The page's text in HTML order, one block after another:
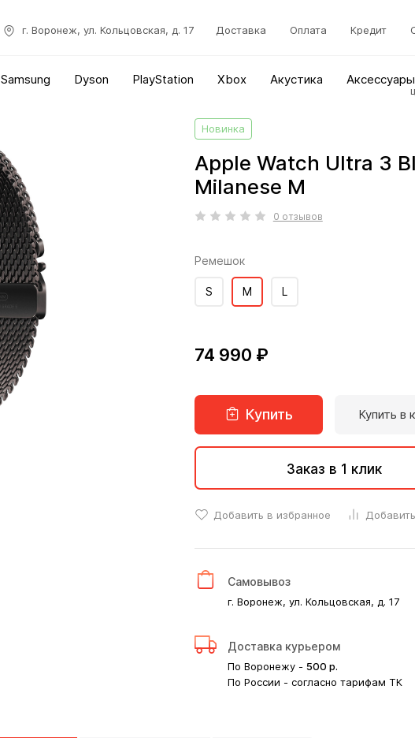
г. Воронеж, ул. Кольцовская, д. 17 Доставка Оплата Кредит
Samsung Dyson PlayStation Xbox Акустика Аксессуары
Новинка
Apple Watch Ultra 3
Milanese M
0 отзывов
Ремешок
M
S L
74 990 ₽
Купить Купить в
Заказ в 1 клик
Добавить в избранное
Самовывоз
г. Воронеж, ул. Кольцовская, д. 17
Доставка курьером
По Воронежу - 500 р.
По России - согласно тарифам ТК